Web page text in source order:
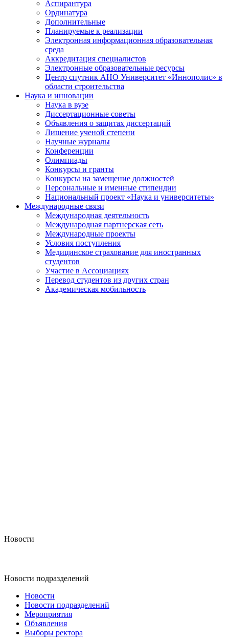
Аспирантура
Ординатура
Дополнительные
Планируемые к реализации
Электронная информационная образовательная
среда
Аккредитация специалистов
Электронные образовательные ресурсы
Центр спутник АНО Университет «Иннополис» в
области строительства
Наука и инновации
Наука в вузе
Диссертационные советы
Объявления о защитах диссертаций
Лишение ученой степени
Научные журналы
Конференции
Олимпиады
Конкурсы и гранты
Конкурсы на замещение должностей
Персональные и именные стипендии
Национальный проект «Наука и университеты»
Международные связи
Международная деятельность
Международная партнерская сеть
Международные проекты
Условия поступления
Медицинское страхование для иностранных
студентов
Участие в Ассоциациях
Перевод студентов из других стран
Академическая мобильность
Новости
Новости подразделений
Новости
Новости подразделений
Мероприятия
Объявления
Выборы ректора